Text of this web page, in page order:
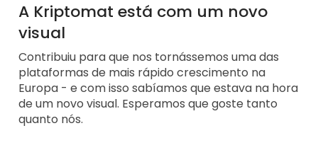
A Kriptomat está com um novo
visual
Contribuiu para que nos tornássemos uma das
plataformas de mais rápido crescimento na
Europa - e com isso sabíamos que estava na hora
de um novo visual. Esperamos que goste tanto
quanto nós.